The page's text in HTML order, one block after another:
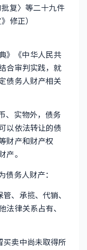
复〉等二十九件
修正）
》《中华人民共
合审判实践，就
债务人财产相关
、实物外，债务
以依法转让的债
财产和财产权
产。
债务人财产：
、承揽、代销、
法律关系占有、
卖中尚未取得所